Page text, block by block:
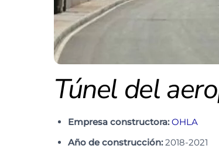
Túnel del
Empresa constructora: OHLA
Año de construcción:2018-2021